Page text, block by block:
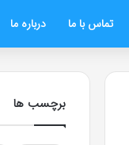
تماس با ما درباره ما
برچسب ها